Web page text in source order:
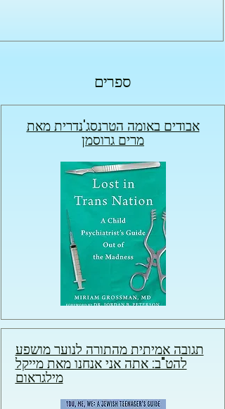
ספרים
אבודים באומה הטרנסג'נדרית מאת
מרים גרוסמן
תגובה אמיתית מהתורה לנוער מושפע
להט"ב: אתה אני אנחנו מאת מייקל
מילגראום